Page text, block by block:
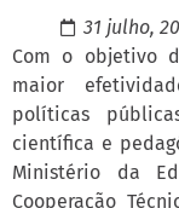
31 julho,
Com o objetivo
maior
políticas
científica e
Ministério da
Cooperação